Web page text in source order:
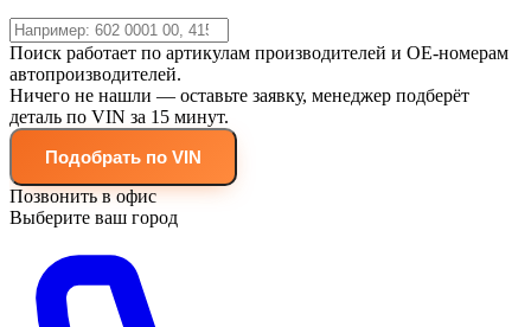
Поиск работает по артикулам производителей и OE-номерам
автопроизводителей.
Ничего не нашли — оставьте заявку, менеджер подберёт
деталь по VIN за 15 минут.
Подобрать по VIN
Позвонить в офис
Выберите ваш город